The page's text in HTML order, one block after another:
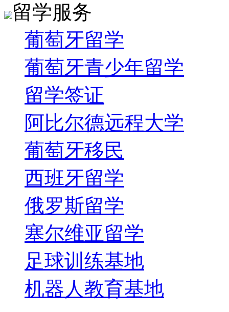
留学服务
葡萄牙留学
葡萄牙青少年留学
留学签证
阿比尔德远程大学
葡萄牙移民
西班牙留学
俄罗斯留学
塞尔维亚留学
足球训练基地
机器人教育基地